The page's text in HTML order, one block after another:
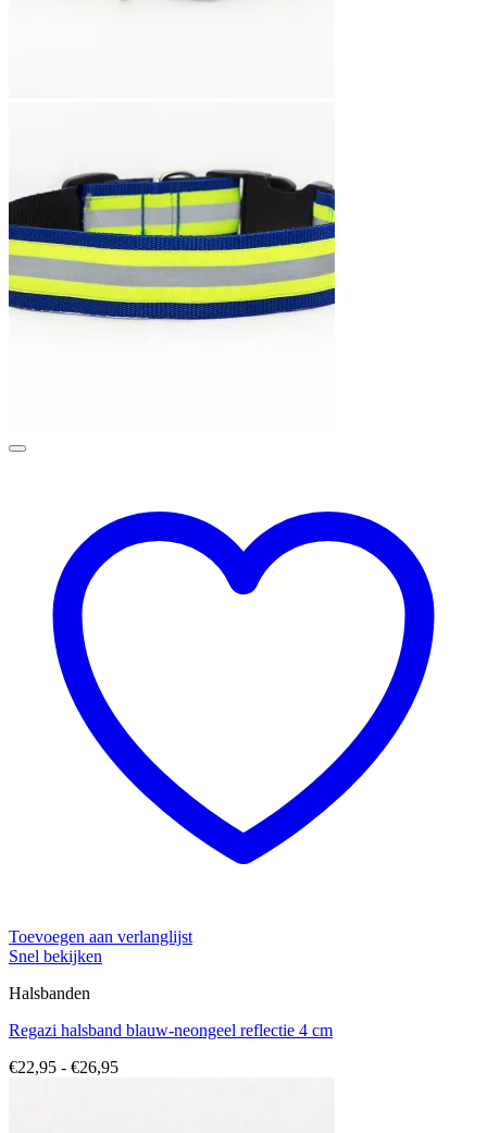
Toevoegen aan verlanglijst
Snel bekijken
Halsbanden
Regazi halsband blauw-neongeel reflectie 4 cm
€22,95 - €26,95Prijsklasse: